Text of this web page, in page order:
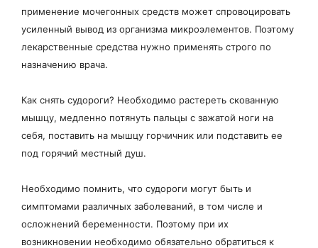
применение мочегонных средств может спровоцировать
усиленный вывод из организма микроэлементов. Поэтому
лекарственные средства нужно применять строго по
назначению врача.
Как снять судороги? Необходимо растереть скованную
мышцу, медленно потянуть пальцы с зажатой ноги на
себя, поставить на мышцу горчичник или подставить ее
под горячий местный душ.
Необходимо помнить, что судороги могут быть и
симптомами различных заболеваний, в том числе и
осложнений беременности. Поэтому при их
возникновении необходимо обязательно обратиться к